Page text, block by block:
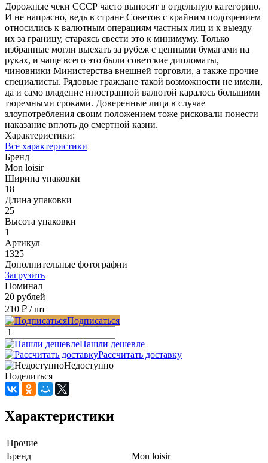
Дорожные чеки СССР часто выносят в отдельную категорию.
И не напрасно, ведь в стране Советов с крайним подозрением
относились к валютным операциям частных лиц и к выезду
их за границу, стараясь свести это к минимуму. Только
избранные могли выехать за рубеж с ценными бумагами на
руках, и чаще всего это были советские дипломаты,
чиновники Министерства внешней торговли, а также прочие
специалисты. Рядовые граждане такой возможности не имели,
да и само владение иностранной валютой каралось большими
тюремными сроками. Доверенные лица в случае
злоупотребления своим положением тоже рисковали понести
наказание вплоть до смертной казни.
Характеристики:
Все характеристики
Бренд
Mon loisir
Ширина упаковки
18
Длина упаковки
25
Высота упаковки
1
Артикул
1325
Дополнительные фотографии
Загрузить
Номинал
20 рублей
210 ₽ / шт
Подписаться
Нашли дешевле
Рассчитать доставку
Недоступно
Поделиться
Характеристики
Прочие
Бренд
Mon loisir